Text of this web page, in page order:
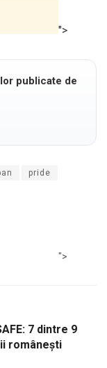
">
publicate de
pride
">
7 dintre 9
românești